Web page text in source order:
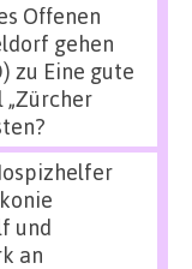
Offenen
gehen
zu Eine gute
„Zürcher
und
an